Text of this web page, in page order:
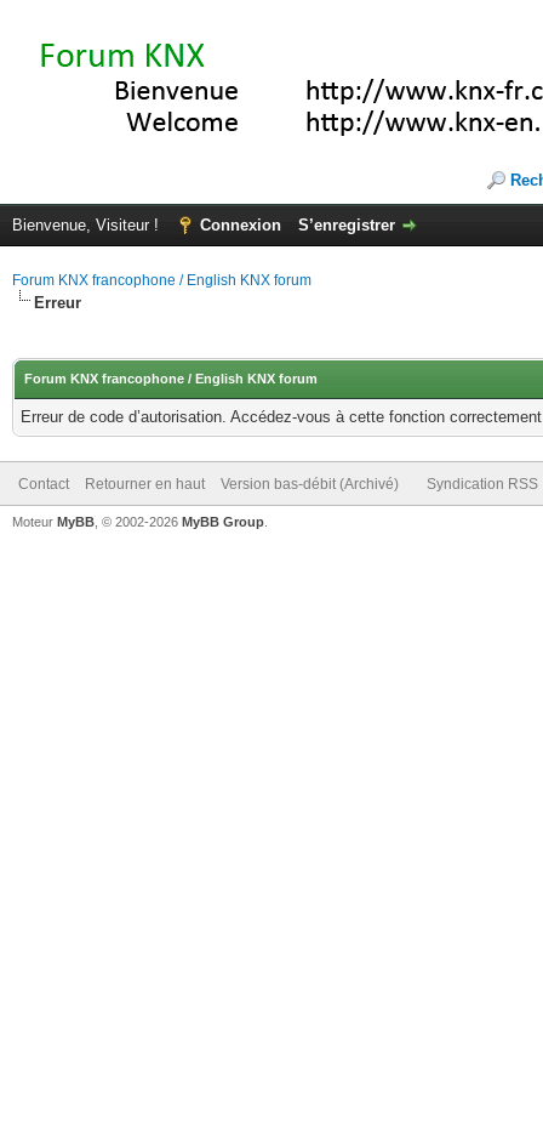
Bienvenue, Visiteur ! Connexion S’enregistrer
Forum KNX francophone / English KNX forum
Erreur
Forum KNX francophone / English KNX forum
Erreur de code d’autorisation. Accédez-vous à cette fonction
Contact Retourner en haut Version bas-débit (Archivé) Syndication RSS
Moteur MyBB , © 2002-2026 MyBB Group